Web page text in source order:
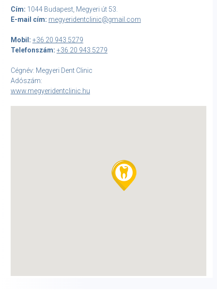
Cím: 1044 Budapest, Megyeri út 53.
E-mail cím: megyeridentclinic@gmail.com
Mobil: +36 20 943 5279
Telefonszám: +36 20 943 5279
Cégnév: Megyeri Dent Clinic
Adószám:
www.megyeridentclinic.hu